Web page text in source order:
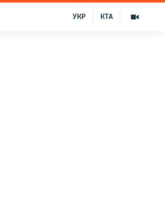
КТА
УКР